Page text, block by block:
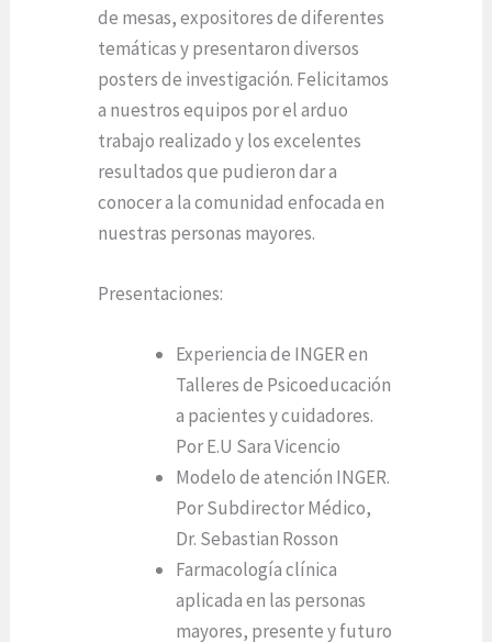
de mesas, expositores de diferentes
temáticas y presentaron diversos
posters de investigación. Felicitamos
a nuestros equipos por el arduo
trabajo realizado y los excelentes
resultados que pudieron dar a
conocer a la comunidad enfocada en
nuestras personas mayores.
Presentaciones:
Experiencia de INGER en
Talleres de Psicoeducación
a pacientes y cuidadores.
Por E.U Sara Vicencio
Modelo de atención INGER.
Por Subdirector Médico,
Dr. Sebastian Rosson
Farmacología clínica
aplicada en las personas
mayores, presente y futuro